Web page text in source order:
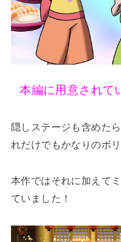
本編に用意されて
隠しステージも含めた
れだけでもかなりのボ
本作ではそれに加えて
ていました！